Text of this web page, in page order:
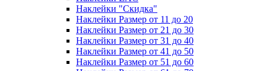
Наклейки "Скидка"
Наклейки Размер от 11 до 20
Наклейки Размер от 21 до 30
Наклейки Размер от 31 до 40
Наклейки Размер от 41 до 50
Наклейки Размер от 51 до 60